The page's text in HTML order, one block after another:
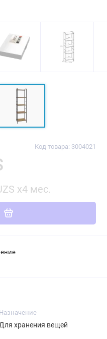
Код товара: 3004021
x4 мес.
Назначение
хранения вещей